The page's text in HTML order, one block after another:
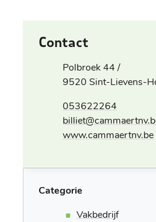
Contact
AdresPolbroek 44 /
,9520 Sint-Lievens-
053622264
E-mailbilliet@
Websitewww.cammaertnv.be
Categorie
Vakbedrijf